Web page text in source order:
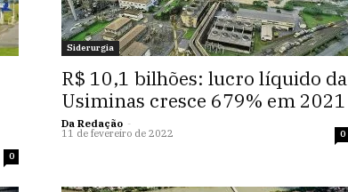
0
Siderurgia
R$ 10,1 bilhões: lucro líquido da
Usiminas cresce 679% em 2021
Da Redação -
11 de fevereiro de 2022 0